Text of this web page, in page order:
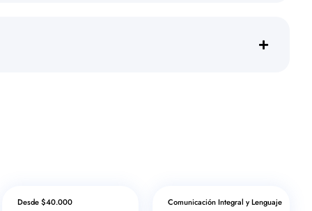
Desde $40.000 Comunicación Integral y Lenguaje